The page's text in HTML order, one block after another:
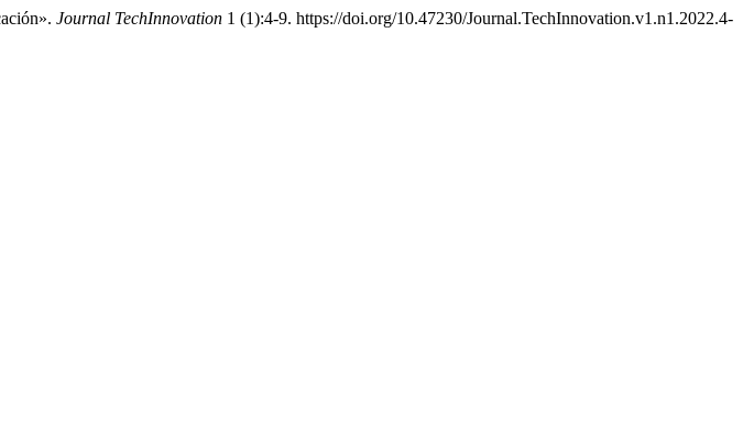
Journal TechInnovation 1 (1):4-9. https://doi.org/10.47230/Journal.TechInnovation.v1.n1.2022.4-